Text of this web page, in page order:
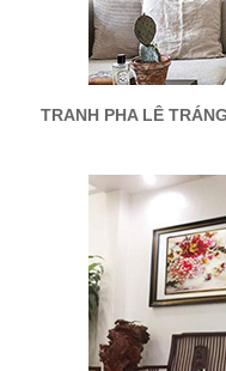
TRANH PHA LÊ